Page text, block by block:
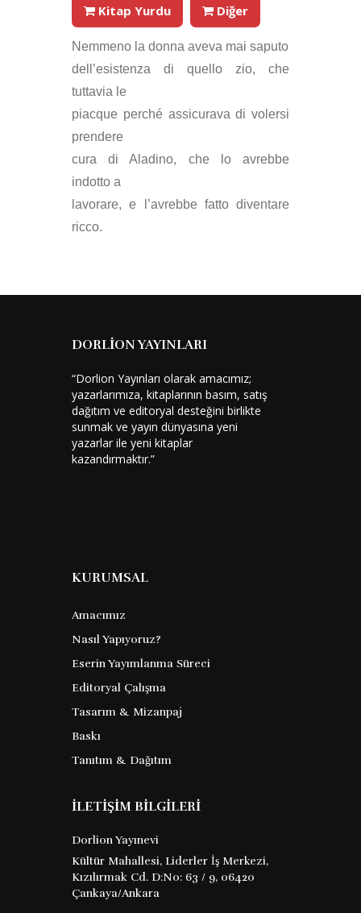
Kitap Yurdu Diğer
Nemmeno la donna aveva mai saputo
dell’esistenza di quello zio, che
tuttavia le
piacque perché assicurava di volersi
prendere
cura di Aladino, che lo avrebbe
indotto a
lavorare, e l’avrebbe fatto diventare
ricco.
DORLİON YAYINLARI
“Dorlion Yayınları olarak amacımız;
yazarlarımıza, kitaplarının basım, satış
dağıtım ve editoryal desteğini birlikte
sunmak ve yayın dünyasına yeni
yazarlar ile yeni kitaplar
kazandırmaktır.”
KURUMSAL
Amacımız
Nasıl Yapıyoruz?
Eserin Yayımlanma Süreci
Editoryal Çalışma
Tasarım & Mizanpaj
Baskı
Tanıtım & Dağıtım
İLETİŞİM BİLGİLERİ
Dorlion Yayınevi
Kültür Mahallesi, Liderler İş Merkezi,
Kızılırmak Cd. D:No: 63 / 9, 06420
Çankaya/Ankara